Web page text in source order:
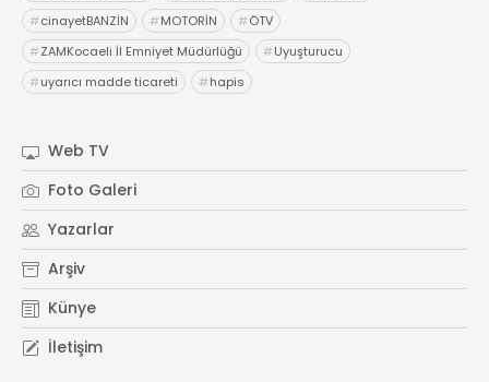
#cinayetBANZİN #MOTORİN #ÖTV
#ZAMKocaeli İl Emniyet Müdürlüğü #Uyuşturucu
#uyarıcı madde ticareti #hapis
Web TV
Foto Galeri
Yazarlar
Arşiv
Künye
İletişim